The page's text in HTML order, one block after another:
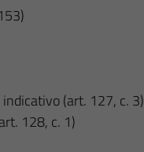
(art. 127, c. 3)
128, c. 1)